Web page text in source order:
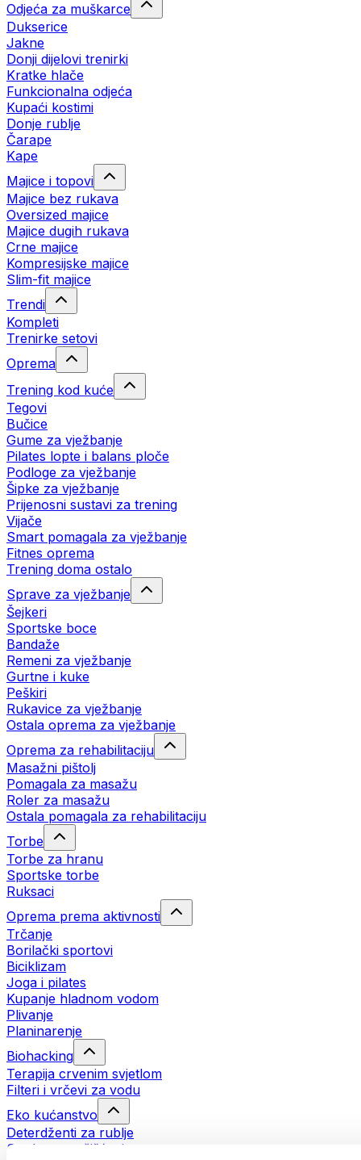
Odjeća za muškarce
Dukserice
Jakne
Donji dijelovi trenirki
Kratke hlače
Funkcionalna odjeća
Kupaći kostimi
Donje rublje
Čarape
Kape
Majice i topovi
Majice bez rukava
Oversized majice
Majice dugih rukava
Crne majice
Kompresijske majice
Slim-fit majice
Trendi
Kompleti
Trenirke setovi
Oprema
Trening kod kuće
Tegovi
Bučice
Gume za vježbanje
Pilates lopte i balans ploče
Podloge za vježbanje
Šipke za vježbanje
Prijenosni sustavi za trening
Vijače
Smart pomagala za vježbanje
Fitnes oprema
Trening doma ostalo
Sprave za vježbanje
Šejkeri
Sportske boce
Bandaže
Remeni za vježbanje
Gurtne i kuke
Peškiri
Rukavice za vježbanje
Ostala oprema za vježbanje
Oprema za rehabilitaciju
Masažni pištolj
Pomagala za masažu
Roler za masažu
Ostala pomagala za rehabilitaciju
Torbe
Torbe za hranu
Sportske torbe
Ruksaci
Oprema prema aktivnosti
Trčanje
Borilački sportovi
Biciklizam
Joga i pilates
Kupanje hladnom vodom
Plivanje
Planinarenje
Biohacking
Terapija crvenim svjetlom
Filteri i vrčevi za vodu
Eko kućanstvo
Deterdženti za rublje
Sredstva za čišćenje